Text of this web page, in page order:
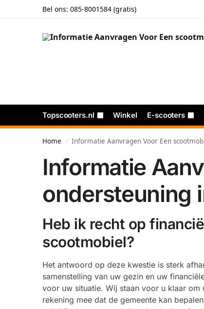
Bel ons: 085-8001584 (gratis)
Topscooters.nl Winkel E-scooters
Home / Informatie Aanvragen Voor Een
Informatie
ondersteuning
Heb ik recht op
scootmobiel?
Het antwoord op deze kwestie is sterk
samenstelling van uw gezin en uw
voor uw situatie. Wij staan voor u klaar
rekening mee dat de gemeente kan